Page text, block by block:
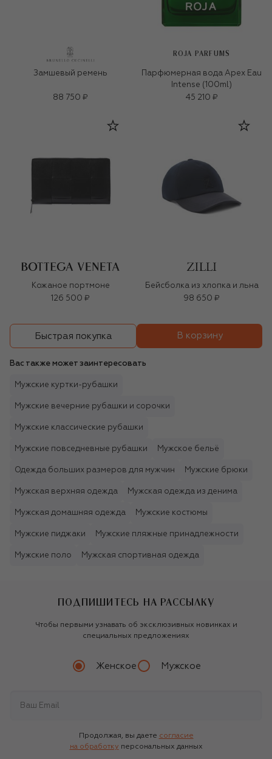
Замшевый ремень
88 750 ₽
ROJA PARFUMS
Парфюмерная вода Apex Eau
Intense (100ml)
45 210 ₽
Кожаное портмоне
126 500 ₽
Бейсболка из хлопка и льна
98 650 ₽
Быстрая покупка В корзину
Вас также может заинтересовать
Мужские куртки-рубашки
Мужские вечерние рубашки и сорочки
Мужские классические рубашки
Мужские повседневные рубашки Мужское бельё
Одежда больших размеров для мужчин Мужские брюки
Мужская верхняя одежда Мужская одежда из денима
Мужская домашняя одежда Мужские костюмы
Мужские пиджаки Мужские пляжные принадлежности
Мужские поло Мужская спортивная одежда
ПОДПИШИТЕСЬ НА РАССЫЛКУ
Чтобы первыми узнавать об эксклюзивных новинках и
специальных предложениях
Женское Мужское
Продолжая, вы даете согласие
на обработку персональных данных